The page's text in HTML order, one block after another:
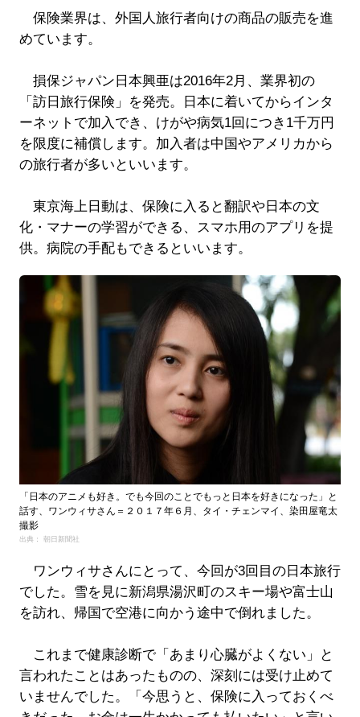
保険業界は、外国人旅行者向けの商品の販売を進
めています。
損保ジャパン日本興亜は2016年2月、業界初の
「訪日旅行保険」を発売。日本に着いてからインタ
ーネットで加入でき、けがや病気1回につき1千万円
を限度に補償します。加入者は中国やアメリカから
の旅行者が多いといいます。
東京海上日動は、保険に入ると翻訳や日本の文
化・マナーの学習ができる、スマホ用のアプリを提
供。病院の手配もできるといいます。
「日本のアニメも好き。でも今回のことでもっと日本を好きになった」と
話す、ワンウィサさん＝２０１７年６月、タイ・チェンマイ、染田屋竜太
撮影
出典： 朝日新聞社
ワンウィサさんにとって、今回が3回目の日本旅行
でした。雪を見に新潟県湯沢町のスキー場や富士山
を訪れ、帰国で空港に向かう途中で倒れました。
これまで健康診断で「あまり心臓がよくない」と
言われたことはあったものの、深刻には受け止めて
いませんでした。「今思うと、保険に入っておくべ